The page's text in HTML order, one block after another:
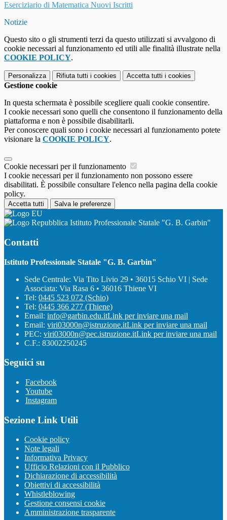
Eserciziario di Matematica Nuovi Iscritti
Notizie
Questo sito o gli strumenti terzi da questo utilizzati si avvalgono di
cookie necessari al funzionamento ed utili alle finalità illustrate nella
COOKIE POLICY.
Personalizza Rifiuta tutti i cookies Accetta tutti i cookies
Gestione cookie
In questa schermata è possibile scegliere quali cookie consentire.
I cookie necessari sono quelli che consentono il funzionamento della
piattaforma e non è possibile disabilitarli.
Per conoscere quali sono i cookie necessari al funzionamento potete
visionare la COOKIE POLICY.
Cookie necessari per il funzionamento
I cookie necessari per il funzionamento non possono essere
disabilitati. È possibile consultare l'elenco nella pagina della cookie
policy.
Accetta tutti Salva le preferenze
Istituto Professionale Statale "G. B. Garbin"
Contatti
Istituto Professionale Statale "G. B. Garbin"
Sede Centrale: Via Tito Livio 29 • 36015 Schio VI | Sede
Associata: Via Rasa 6 • 36016 Thiene VI
Tel: 0445 523 072 (Schio)
Tel: 0445 366 277 (Thiene)
Email: info@garbin.edu.itLink per inviare una mail
Email: viri03000n@istruzione.itLink per inviare una mail
PEC: viri03000n@pec.istruzione.itLink per inviare una mail
C.F.: 83002250245
Seguici su
Facebook
Youtube
Instagram
Sezione Link Utili
Cookie policy
Note legali
Informativa Privacy
Ufficio Relazioni con il Pubblico
Dichiarazione di accessibilità
Obiettivi di accessibilità
Whistleblowing
Gestione consensi cookie
Amministrazione trasparente